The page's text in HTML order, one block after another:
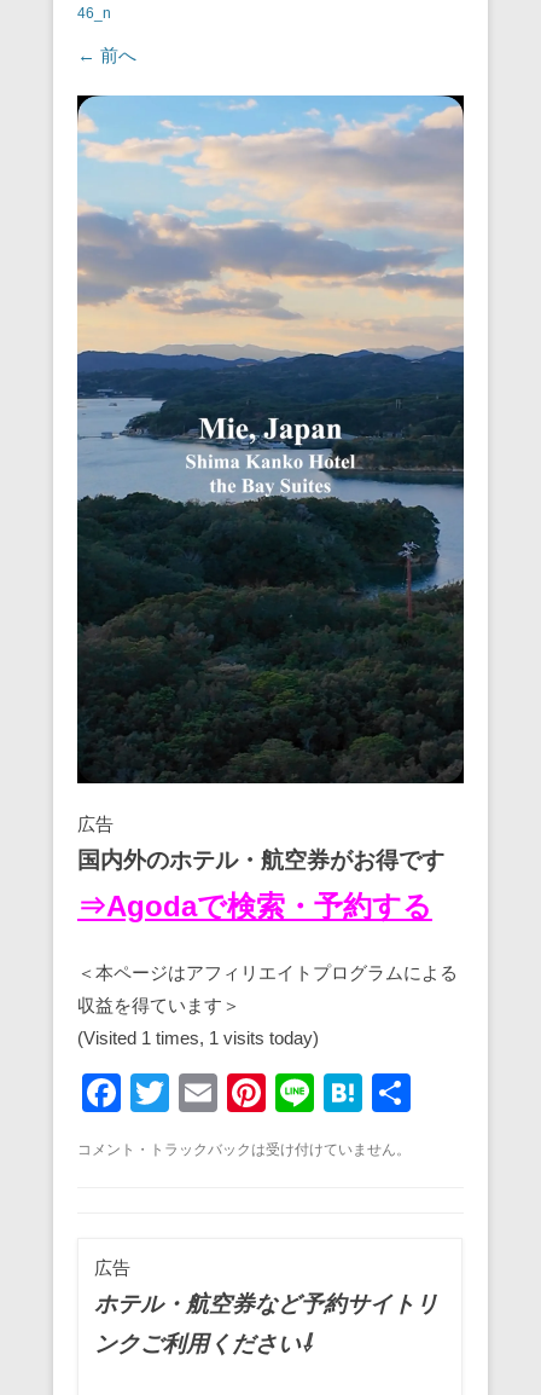
46_n
← 前へ
広告
国内外のホテル・航空券がお得です
⇒Agodaで検索・予約する
＜本ページはアフィリエイトプログラムによる
収益を得ています＞
(Visited 1 times, 1 visits today)
F
c
b
o
o
k
T
tt
E
ail
Pi
nt
er
Li
e
H
e
コメント・トラックバックは受け付けていません。
広告
ホテル・航空券など予約サイトリ
ンクご利用ください⇩